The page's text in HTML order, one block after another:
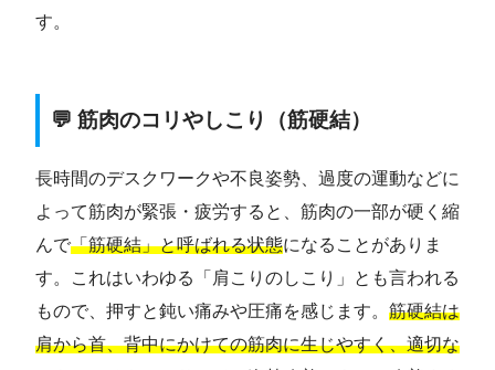
す。
💬 筋肉のコリやしこり（筋硬結）
長時間のデスクワークや不良姿勢、過度の運動などに
よって筋肉が緊張・疲労すると、筋肉の一部が硬く縮
んで「筋硬結」と呼ばれる状態になることがありま
す。これはいわゆる「肩こりのしこり」とも言われる
もので、押すと鈍い痛みや圧痛を感じます。 筋硬結は
肩から首、背中にかけての筋肉に生じやすく、適切な